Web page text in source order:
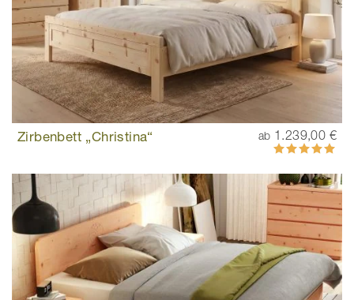
Zirbenbett „Christina“ ab 1.239,00 €
Bewertung:
100%